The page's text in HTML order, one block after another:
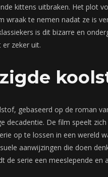
kittens uitbraken. Het plot
wraak te nemen nadat ze is
is dit bizarre en
zeker uit.
gebaseerd op de roman
decadentie. De film speelt
op te lossen in een wereld
aanwijzingen die doen
de serie een meeslepende